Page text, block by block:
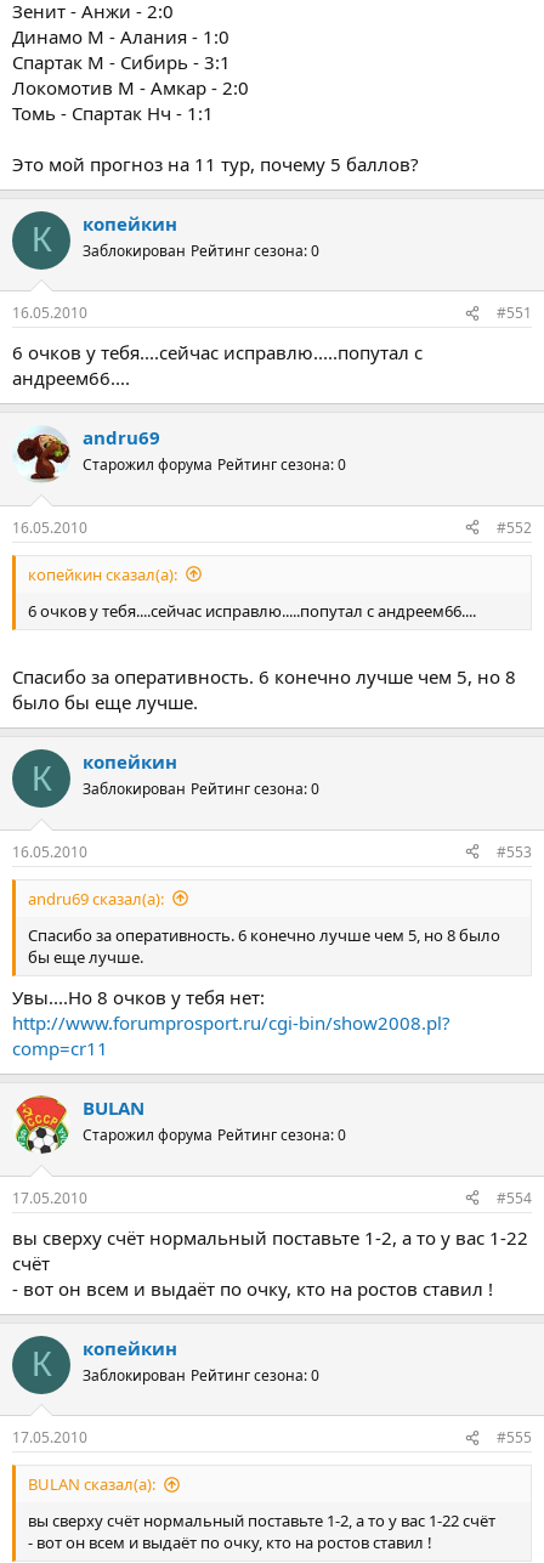
Зенит - Анжи - 2:0
Динамо М - Алания - 1:0
Спартак М - Сибирь - 3:1
Локомотив М - Амкар - 2:0
Томь - Спартак Нч - 1:1
Это мой прогноз на 11 тур, почему 5 баллов?
К копейкин
Заблокирован Рейтинг сезона: 0
16.05.2010 #551
6 очков у тебя....сейчас исправлю.....попутал с
андреем66....
andru69
Старожил форума Рейтинг сезона: 0
16.05.2010 #552
копейкин сказал(а):
6 очков у тебя....сейчас исправлю.....попутал с андреем66....
Спасибо за оперативность. 6 конечно лучше чем 5, но 8
было бы еще лучше.
К копейкин
Заблокирован Рейтинг сезона: 0
16.05.2010 #553
andru69 сказал(а):
Спасибо за оперативность. 6 конечно лучше чем 5, но 8 было
бы еще лучше.
Увы....Но 8 очков у тебя нет:
http://www.forumprosport.ru/cgi-bin/show2008.pl?
comp=cr11
BULAN
Старожил форума Рейтинг сезона: 0
17.05.2010 #554
вы сверху счёт нормальный поставьте 1-2, а то у вас 1-22
счёт
- вот он всем и выдаёт по очку, кто на ростов ставил !
К копейкин
Заблокирован Рейтинг сезона: 0
17.05.2010 #555
BULAN сказал(а):
вы сверху счёт нормальный поставьте 1-2, а то у вас 1-22 счёт
- вот он всем и выдаёт по очку, кто на ростов ставил !